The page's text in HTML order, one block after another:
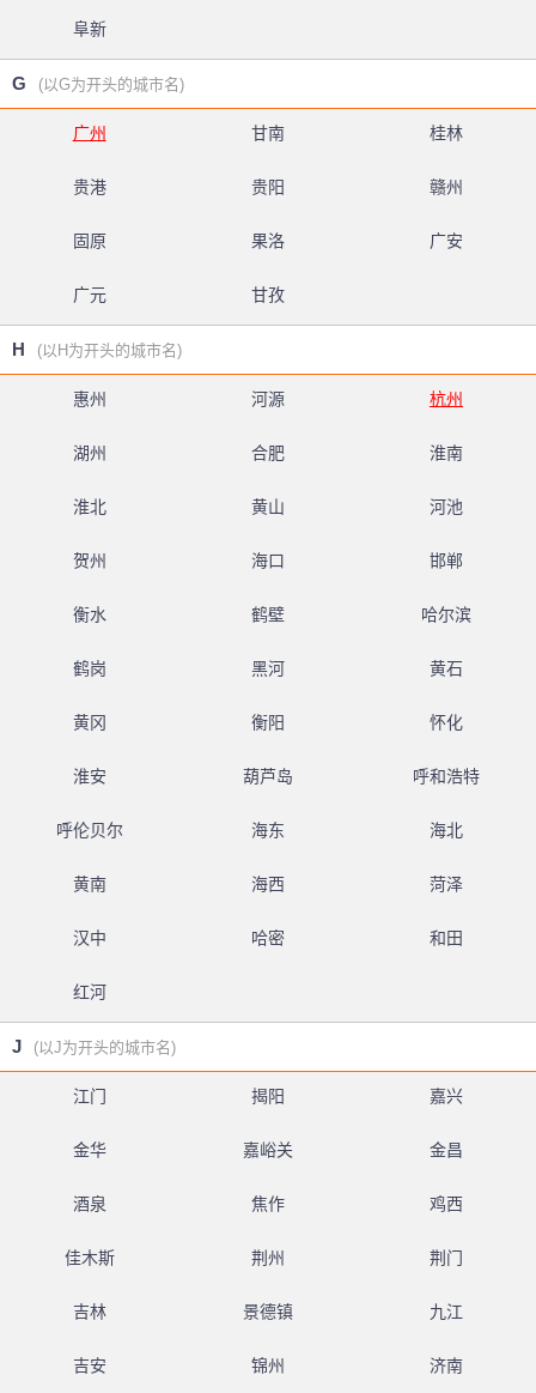
阜新
G (以G为开头的城市名)
广州 甘南 桂林
贵港 贵阳 赣州
固原 果洛 广安
广元 甘孜
H (以H为开头的城市名)
惠州 河源 杭州
湖州 合肥 淮南
淮北 黄山 河池
贺州 海口 邯郸
衡水 鹤壁 哈尔滨
鹤岗 黑河 黄石
黄冈 衡阳 怀化
淮安 葫芦岛 呼和浩特
呼伦贝尔 海东 海北
黄南 海西 菏泽
汉中 哈密 和田
红河
J (以J为开头的城市名)
江门 揭阳 嘉兴
金华 嘉峪关 金昌
酒泉 焦作 鸡西
佳木斯 荆州 荆门
吉林 景德镇 九江
吉安 锦州 济南